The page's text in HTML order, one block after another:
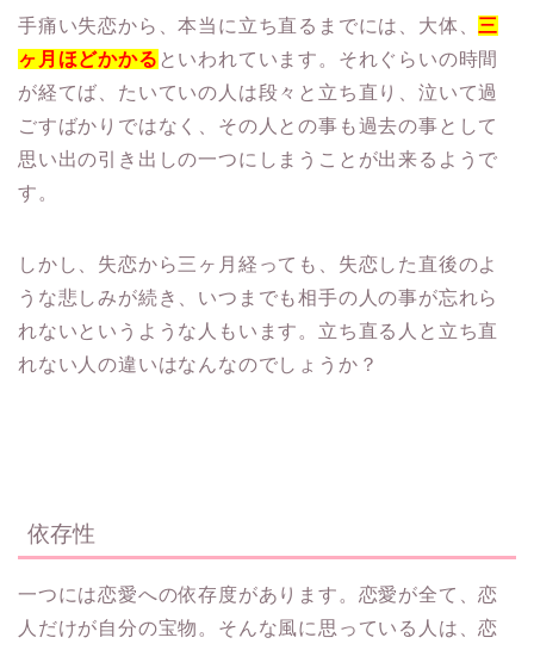
手痛い失恋から、本当に立ち直るまでには、大体、 三
ヶ月ほどかかる といわれています。それぐらいの時間
が経てば、たいていの人は段々と立ち直り、泣いて過
ごすばかりではなく、その人との事も過去の事として
思い出の引き出しの一つにしまうことが出来るようで
す。
しかし、失恋から三ヶ月経っても、失恋した直後のよ
うな悲しみが続き、いつまでも相手の人の事が忘れら
れないというような人もいます。立ち直る人と立ち直
れない人の違いはなんなのでしょうか？
依存性
一つには恋愛への依存度があります。恋愛が全て、恋
人だけが自分の宝物。そんな風に思っている人は、恋